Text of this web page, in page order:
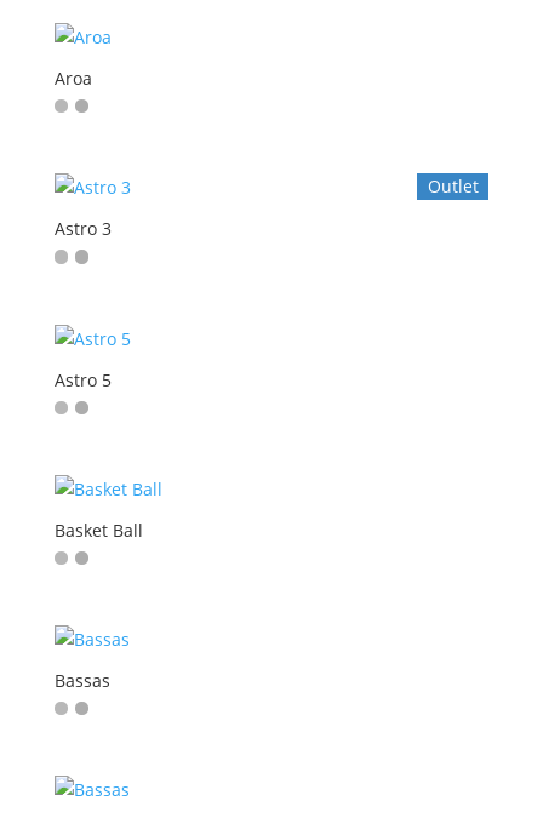
Aroa
Outlet
Astro 3
Astro 5
Basket Ball
Bassas